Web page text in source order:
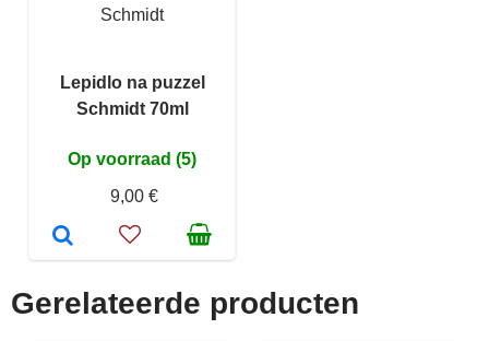
Schmidt
Lepidlo na puzzel
Schmidt 70ml
Op voorraad (5)
9,00 €
Gerelateerde producten